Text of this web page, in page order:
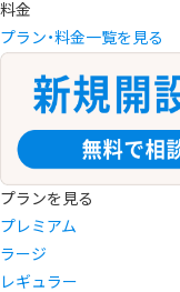
料金
プラン・料金一覧を見る
プランを見る
プレミアム
ラージ
レギュラー